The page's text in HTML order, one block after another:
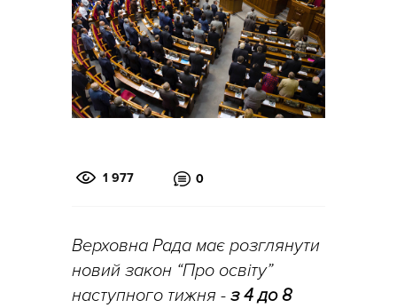
1 977 0
Верховна Рада має розглянути
новий закон “Про освіту”
наступного тижня - з 4 до 8